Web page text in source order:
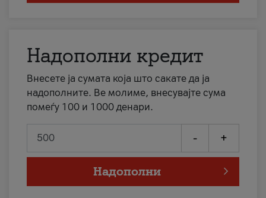
Надополни кредит
Внесете ја сумата која што сакате да ја
надополните. Ве молиме, внесувајте сума
помеѓу 100 и 1000 денари.
- +
Надополни